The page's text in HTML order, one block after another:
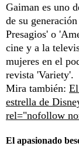
Gaiman es uno
de su
Presagios' o
cine y a la
mujeres en el
revista 'Variety'.
Mira también:
estrella de
rel="nofollow
El apasionado